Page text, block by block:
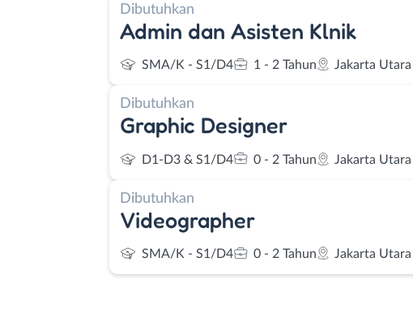
Dibutuhkan
Admin dan Asisten Klnik
SMA/K - S1/D4 1 - 2 Tahun Jakarta Utara
Dibutuhkan
Graphic Designer
D1-D3 & S1/D4 0 - 2 Tahun Jakarta Utara
Dibutuhkan
Videographer
SMA/K - S1/D4 0 - 2 Tahun Jakarta Utara